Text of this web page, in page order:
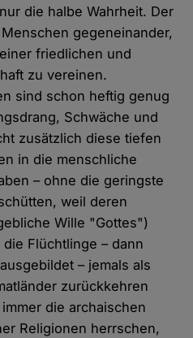
die halbe Wahrheit. Der
gegeneinander,
friedlichen und
zu vereinen.
sind schon heftig genug
Schwäche und
zusätzlich diese tiefen
in die menschliche
– ohne die geringste
weil deren
Wille "Gottes")
Flüchtlinge – dann
– jemals als
zurückkehren
die archaischen
Religionen herrschen,